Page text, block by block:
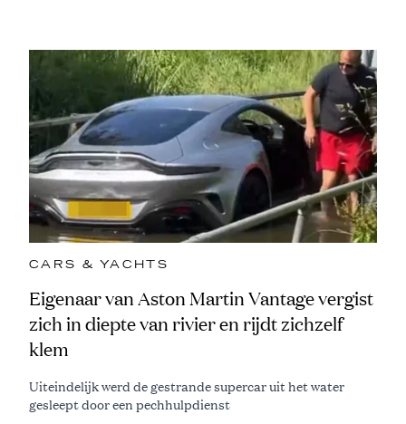
CARS & YACHTS
Eigenaar van Aston Martin Vantage vergist
zich in diepte van rivier en rijdt zichzelf
klem
Uiteindelijk werd de gestrande supercar uit het water
gesleept door een pechhulpdienst